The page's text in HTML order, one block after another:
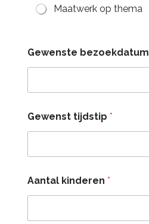
Maatwerk op thema
Gewenste bezoekdatum
Gewenst tijdstip *
i
n
e
Aantal kinderen *